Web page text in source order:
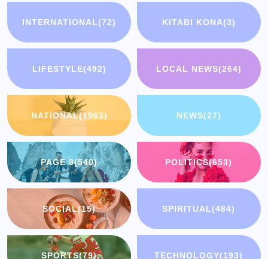
INTERNATIONAL(72) KITABI KONA(3)
LIFESTYLE(492) LOCAL NEWS(264)
NATIONAL(1963) NEWS(27)
PAGE 3(540) POLITICS(653)
SOCIAL(15) SPIRITUAL(484)
SPORTS(79) TECHNOLOGY(193)